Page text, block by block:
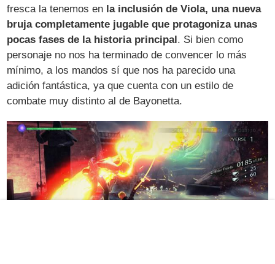
fresca la tenemos en la inclusión de Viola, una nueva
bruja completamente jugable que protagoniza unas
pocas fases de la historia principal. Si bien como
personaje no nos ha terminado de convencer lo más
mínimo, a los mandos sí que nos ha parecido una
adición fantástica, ya que cuenta con un estilo de
combate muy distinto al de Bayonetta.